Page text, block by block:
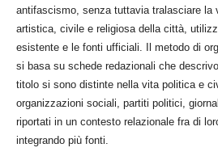
antifascismo, senza tuttavia tralasciare la
artistica, civile e religiosa della città,
esistente e le fonti ufficiali. Il metodo di
si basa su schede redazionali che
titolo si sono distinte nella vita politica e
organizzazioni sociali, partiti politici,
riportati in un contesto relazionale fra di
integrando più fonti.